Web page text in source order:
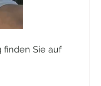
finden Sie auf